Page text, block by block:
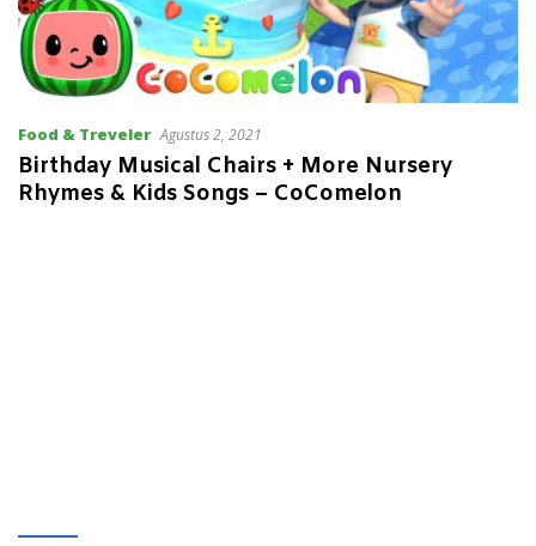
Food & Treveler Agustus 2, 2021
Birthday Musical Chairs + More Nursery
Rhymes & Kids Songs – CoComelon